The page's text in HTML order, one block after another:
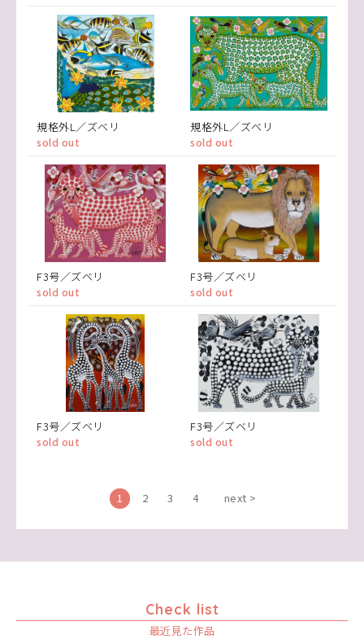
規格外L／ズベリ
sold out
規格外L／ズベリ
sold out
F3号／ズベリ
sold out
F3号／ズベリ
sold out
F3号／ズベリ
sold out
F3号／ズベリ
sold out
1 2 3 4 next >
Check list
最近見た作品